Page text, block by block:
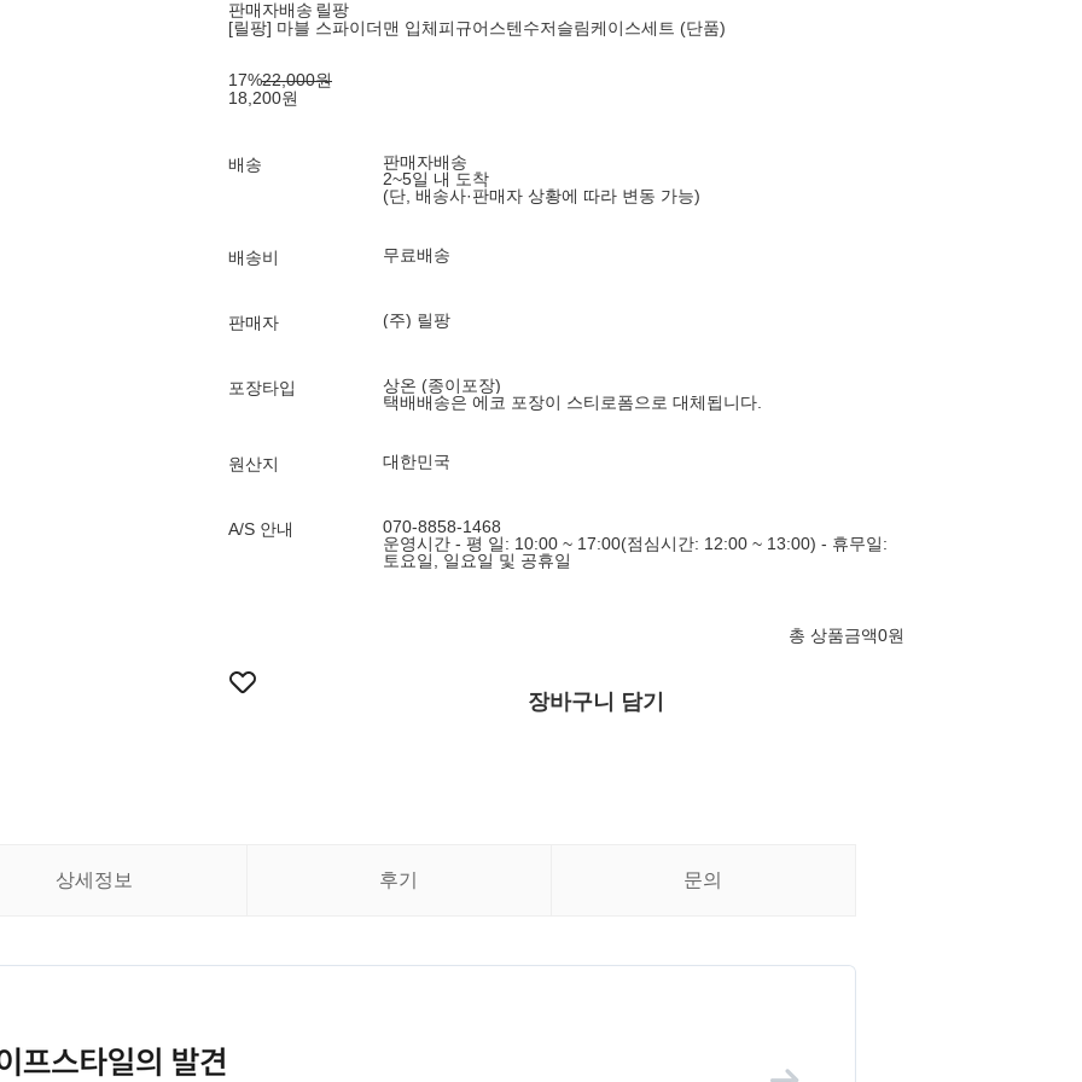
판매자배송 릴팡
[릴팡] 마블 스파이더맨 입체피규어스텐수저슬림케이스세트 (단품)
17%22,000원
18,200원
배송
판매자배송
2~5일 내 도착
(단, 배송사·판매자 상황에 따라 변동 가능)
배송비 무료배송
판매자 (주) 릴팡
포장타입
상온 (종이포장)
택배배송은 에코 포장이 스티로폼으로 대체됩니다.
원산지 대한민국
A/S 안내
070-8858-1468
운영시간 - 평 일: 10:00 ~ 17:00(점심시간: 12:00 ~ 13:00) - 휴무일:
토요일, 일요일 및 공휴일
총 상품금액0원
장바구니 담기
상세정보 후기 문의